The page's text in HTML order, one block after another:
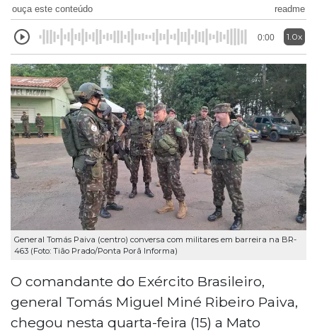
ouça este conteúdo readme
0:00 1.0x
General Tomás Paiva (centro) conversa com militares em barreira na BR-
463 (Foto: Tião Prado/Ponta Porã Informa)
O comandante do Exército Brasileiro,
general Tomás Miguel Miné Ribeiro Paiva,
chegou nesta quarta-feira (15) a Mato